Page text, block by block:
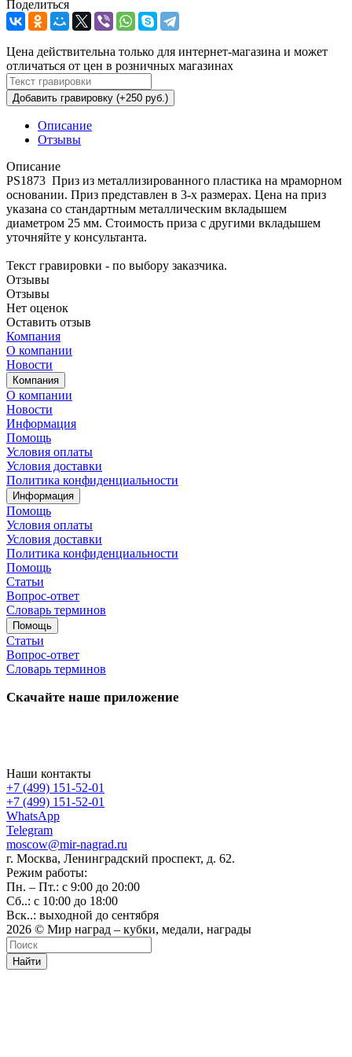
Поделиться
Цена действительна только для интернет-магазина и может
отличаться от цен в розничных магазинах
Добавить гравировку (+250 руб.)
Описание
Отзывы
Описание
PS1873 Приз из металлизированного пластика на мраморном
основании. Приз представлен в 3-х размерах. Цена на приз
указана со стандартным металлическим вкладышем
диаметром 25 мм. Стоимость приза с другими вкладышем
уточняйте у консультанта.
Текст гравировки - по выбору заказчика.
Отзывы
Отзывы
Нет оценок
Оставить отзыв
Компания
О компании
Новости
Компания
О компании
Новости
Информация
Помощь
Условия оплаты
Условия доставки
Политика конфиденциальности
Информация
Помощь
Условия оплаты
Условия доставки
Политика конфиденциальности
Помощь
Статьи
Вопрос-ответ
Словарь терминов
Помощь
Статьи
Вопрос-ответ
Словарь терминов
Скачайте наше приложение
Наши контакты
+7 (499) 151-52-01
+7 (499) 151-52-01
WhatsApp
Telegram
moscow@mir-nagrad.ru
г. Москва, Ленинградский проспект, д. 62.
Режим работы:
Пн. – Пт.: с 9:00 до 20:00
Сб..: с 10:00 до 18:00
Вск..: выходной до сентября
2026 © Мир наград – кубки, медали, награды
Найти